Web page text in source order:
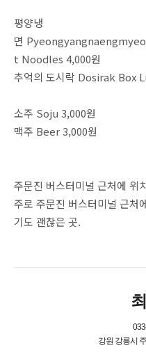
평양냉
면
t Noodles 4,000원
추억의 도시락 Dosirak Box
소주 Soju 3,000원
맥주 Beer 3,000원
주문진 버스터미널 근처에 위
주로 주문진 버스터미널 근처
기도 괜찮은 곳.